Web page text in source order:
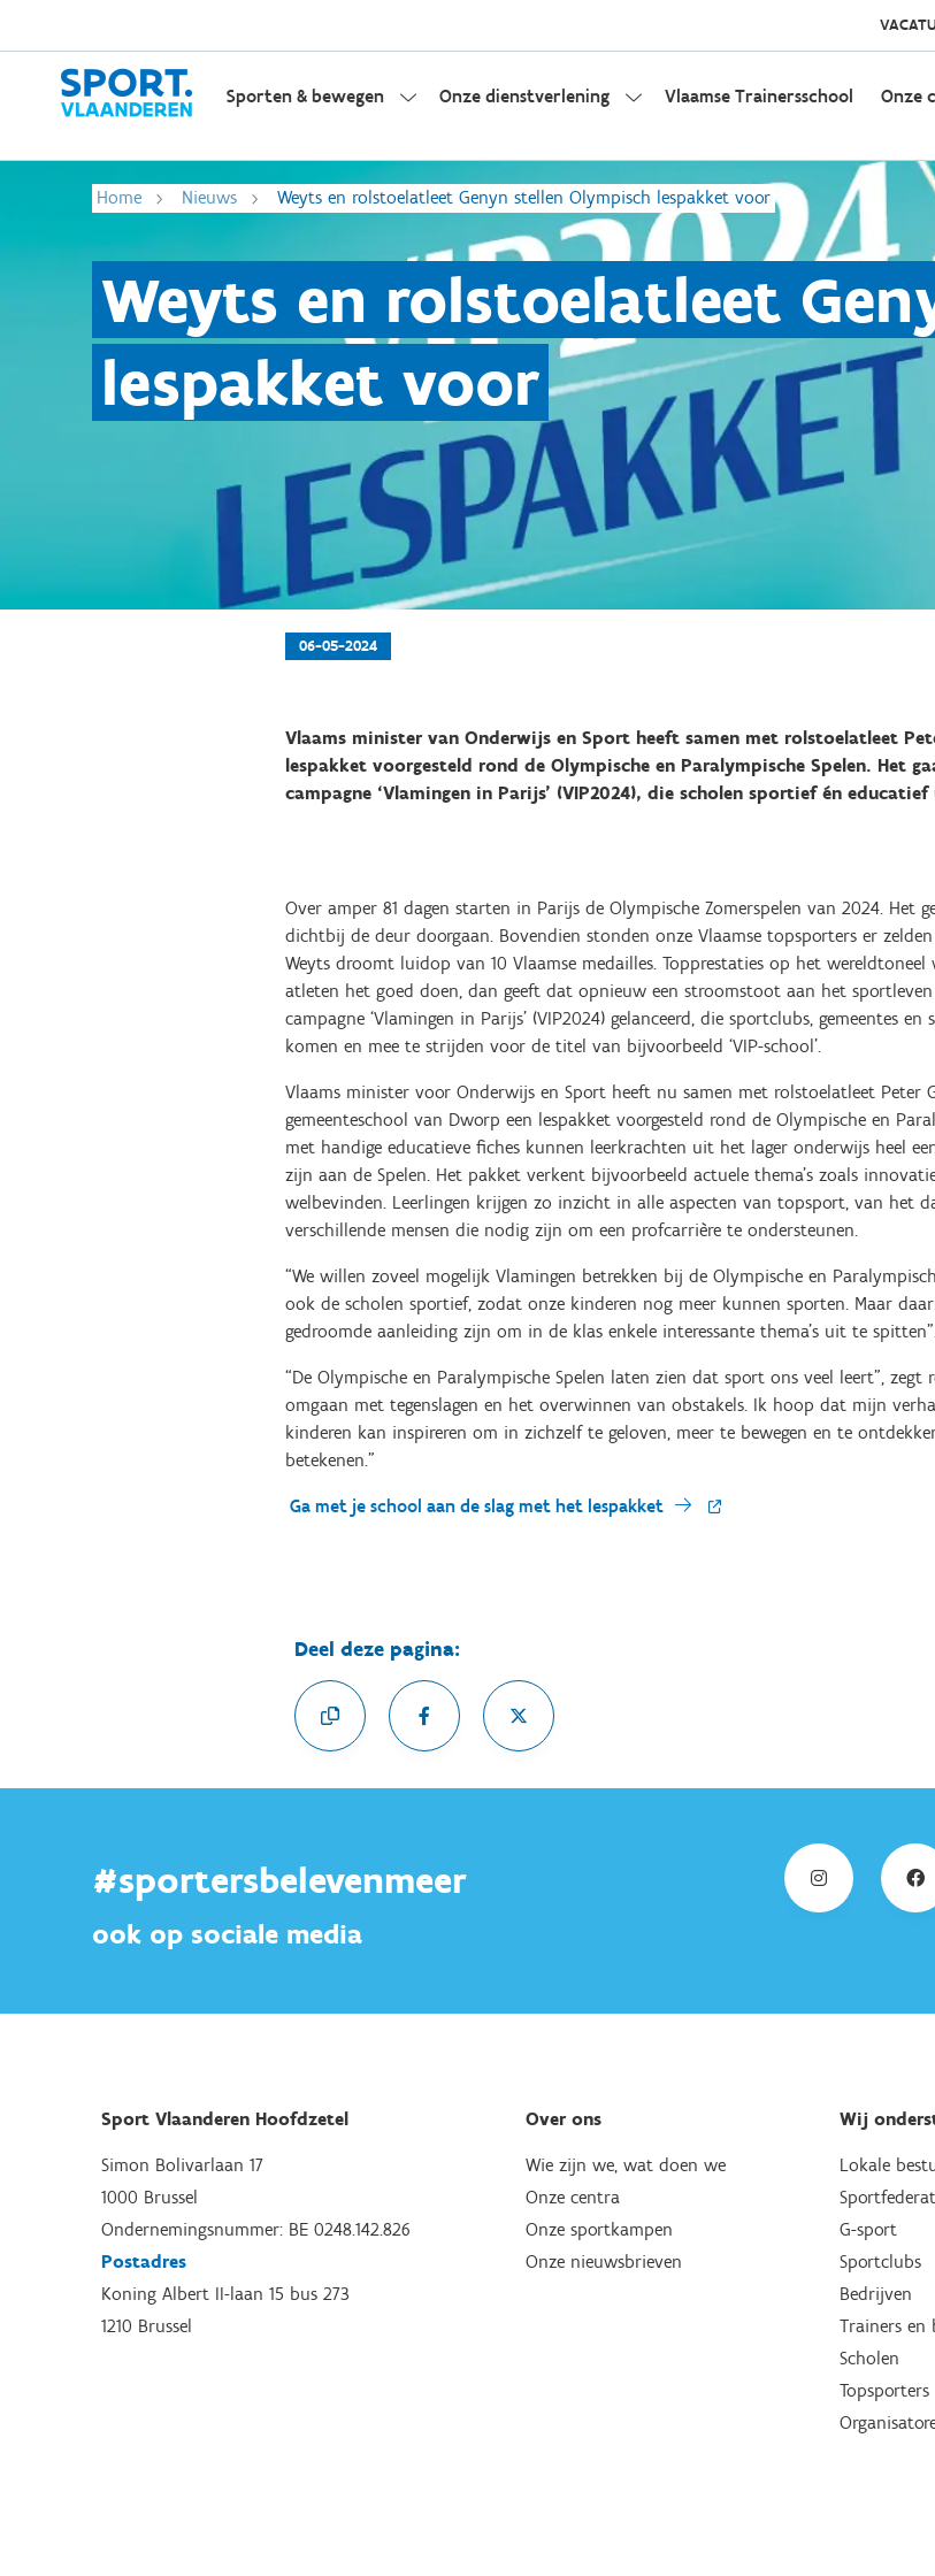
Sporten & bewegen Onze dienstverlening Vlaamse Trainersschool Onze
Home Nieuws Weyts en rolstoelatleet Genyn stellen Olympisch lespakket voor
Weyts en rolstoelatleet
lespakket voor
06-05-2024
Vlaams minister van Onderwijs en Sport heeft samen met rolstoelatleet
lespakket voorgesteld rond de Olympische en Paralympische Spelen. Het
campagne ‘Vlamingen in Parijs’ (VIP2024), die scholen sportief én
Over amper 81 dagen starten in Parijs de Olympische Zomerspelen van 2024. Het
dichtbij de deur doorgaan. Bovendien stonden onze Vlaamse topsporters er
Weyts droomt luidop van 10 Vlaamse medailles. Topprestaties op het wereldtoneel
atleten het goed doen, dan geeft dat opnieuw een stroomstoot aan het
campagne ‘Vlamingen in Parijs’ (VIP2024) gelanceerd, die sportclubs, gemeentes
komen en mee te strijden voor de titel van bijvoorbeeld ‘VIP-school’.
Vlaams minister voor Onderwijs en Sport heeft nu samen met rolstoelatleet Peter
gemeenteschool van Dworp een lespakket voorgesteld rond de Olympische en
met handige educatieve fiches kunnen leerkrachten uit het lager onderwijs heel
zijn aan de Spelen. Het pakket verkent bijvoorbeeld actuele thema’s zoals
welbevinden. Leerlingen krijgen zo inzicht in alle aspecten van topsport, van het
verschillende mensen die nodig zijn om een profcarrière te ondersteunen.
“We willen zoveel mogelijk Vlamingen betrekken bij de Olympische en
ook de scholen sportief, zodat onze kinderen nog meer kunnen sporten. Maar
gedroomde aanleiding zijn om in de klas enkele interessante thema’s uit te
“De Olympische en Paralympische Spelen laten zien dat sport ons veel leert”, zegt
omgaan met tegenslagen en het overwinnen van obstakels. Ik hoop dat mijn
kinderen kan inspireren om in zichzelf te geloven, meer te bewegen en te
betekenen.”
Ga met je school aan de slag met het lespakket
Deel deze pagina:
#sportersbelevenmeer
ook op sociale media
Sport Vlaanderen Hoofdzetel
Simon Bolivarlaan 17
1000 Brussel
Ondernemingsnummer: BE 0248.142.826
Postadres
Koning Albert II-laan 15 bus 273
1210 Brussel
Over ons
Wie zijn we, wat doen we
Onze centra
Onze sportkampen
Onze nieuwsbrieven
Wij
Lokale
G-sport
Sportclubs
Bedrijven
Trainers en
Scholen
Topsporters